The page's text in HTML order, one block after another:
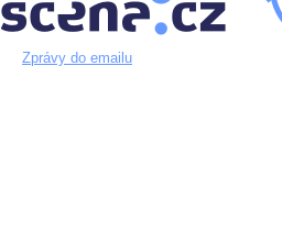
Zprávy do emailu